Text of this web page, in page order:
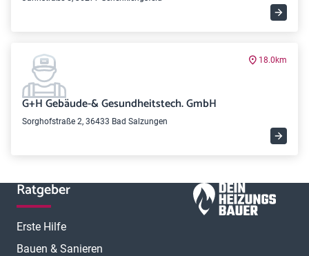
18.0km
G+H Gebäude-& Gesundheitstech. GmbH
Sorghofstraße 2, 36433 Bad Salzungen
Ratgeber
Erste Hilfe
Bauen & Sanieren